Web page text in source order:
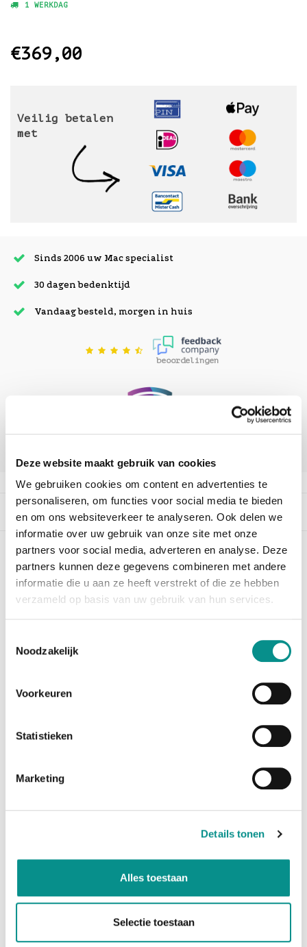
Deze website maakt gebruik van cookies
We gebruiken cookies om content en advertenties te
personaliseren, om functies voor social media te bieden
en om ons websiteverkeer te analyseren. Ook delen we
informatie over uw gebruik van onze site met onze
partners voor social media, adverteren en analyse. Deze
partners kunnen deze gegevens combineren met andere
informatie die u aan ze heeft verstrekt of die ze hebben
verzameld op basis van uw gebruik van hun services.
Noodzakelijk
Voorkeuren
Statistieken
Marketing
Details tonen
Alles toestaan
Selectie toestaan
1 WERKDAG
€369,00
Veilig betalen
met
Sinds 2006 uw Mac specialist
30 dagen bedenktijd
Vandaag besteld, morgen in huis
beoordelingen
OWC 1TB Aura Pro X2 SSD Mac mini (Late
2014)
Let op: U moet eerst High Sierra (10.13) of hoger
Te weinig opslagcapaciteit in uw Mac mini? De OWC
SSD
voldoende opslag. Met een leessnelheid van wel
3282MB/s en
Heeft u uw Mac mini aangeschaft met alleen een harde
behoudt van de hard schijf. U profiteert dan van de
opslagcapaciteit van de harde schijf.
schroevendraaier aan de slag te gaan? Vraag dan naar
de